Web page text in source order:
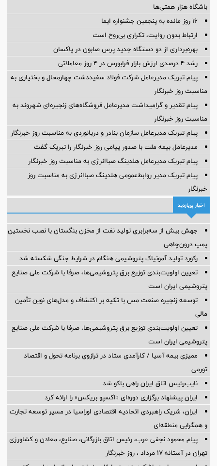
باشگاه هزار همتی‌ها
16 روز مانده به پنجمین جشنواره ایما
ارتباط بدون روایت، تکراری بی‌روح است
بهره‌برداری از دو دستگاه جدید پرس صابون در پاكسان
رشد ۴ درصدی ارزش بازار فرابورس در ۴ روز معاملاتی
پیام تبریک مدیرعامل شرکت فولاد سفیددشت چهارمحال و بختیاری به
مناسبت روز خبرنگار
پیام تقدیر و گرامیداشت مدیرعامل فروشگاه‌های زنجیره‌ای شهروند به
مناسبت روز خبرنگار
پیام تبریک مدیرعامل سازمان بنادر و دریانوردی به مناسبت روز خبرنگار
مدیرعامل بیمه ملت با صدور پیامی روز خبرنگار را تبریک گفت
پیام تبریک مدیرعامل هلدینگ صباانرژی به مناسبت روز خبرنگار
پیام تبریک مدیر روابط‌عمومی هلدینگ صباانرژی به مناسبت روز
خبرنگار
اخبار پربازدید
جهش بیش از سه‌برابری تولید نفت از مخزن بنگستان با نصب نخستین
پمپ درون‌چاهی
رکورد تولید آمونیاک پتروشیمی هنگام در شرایط جنگی شکسته شد
تعیین اولویت‌بندی توزیع برق پتروشیمی‌ها، صرفا با شرکت ملی صنایع
پتروشیمی ایران است
توسعه زنجیره صنعت مس با تکیه بر اکتشاف و مدل‌های نوین تأمین
مالی
تعیین اولویت‌بندی توزیع برق پتروشیمی‌ها، صرفا با شرکت ملی صنایع
پتروشیمی ایران است
ممیزی بیمه آسیا / کارآمدی ستاد در ترازوی برنامه تحول و اقتصاد
تورمی
نایب‌رئیس اتاق ایران راهی باکو شد
ایران پیشنهاد برگزاری دوره‌ای «اکسپو بریکس» را ارائه کرد
ایران، شریک راهبردی اتحادیه اقتصادی اوراسیا در مسیر توسعه تجارت
و همگرایی منطقه‌ای
پیام محمود نجفی عرب، رئیس اتاق بازرگانی، صنایع، معادن و کشاورزی
تهران در آستانه 17 مرداد ، روز خبرنگار